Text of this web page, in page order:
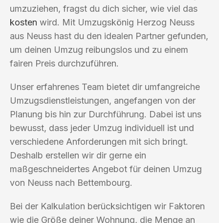
umzuziehen, fragst du dich sicher, wie viel das
kosten wird. Mit Umzugskönig Herzog Neuss
aus Neuss hast du den idealen Partner gefunden,
um deinen Umzug reibungslos und zu einem
fairen Preis durchzuführen.
Unser erfahrenes Team bietet dir umfangreiche
Umzugsdienstleistungen, angefangen von der
Planung bis hin zur Durchführung. Dabei ist uns
bewusst, dass jeder Umzug individuell ist und
verschiedene Anforderungen mit sich bringt.
Deshalb erstellen wir dir gerne ein
maßgeschneidertes Angebot für deinen Umzug
von Neuss nach Bettembourg.
Bei der Kalkulation berücksichtigen wir Faktoren
wie die Größe deiner Wohnung, die Menge an